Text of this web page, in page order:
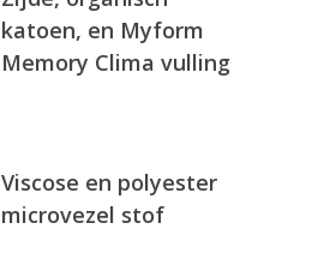
katoen, en Myform
Memory Clima vulling
Viscose en polyester
microvezel stof